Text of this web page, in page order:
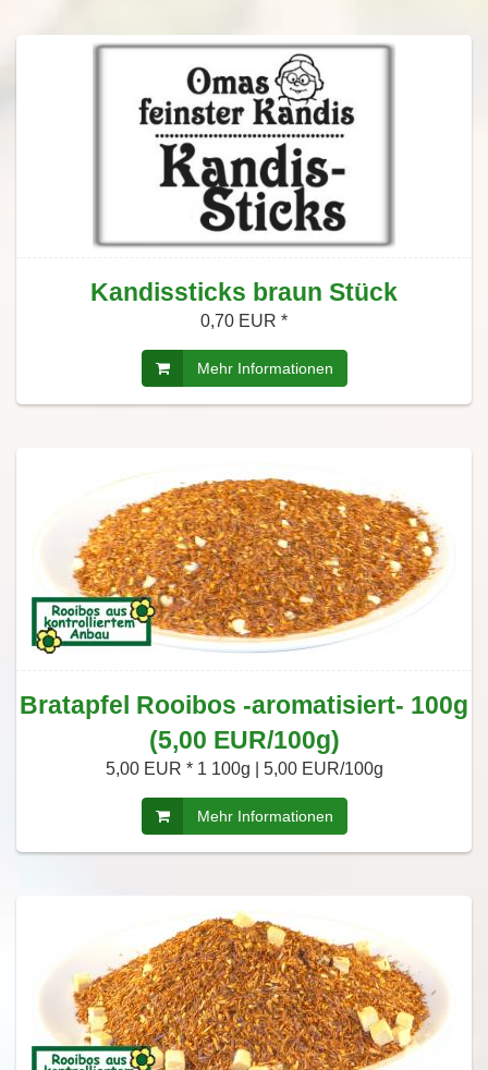
Kandissticks braun Stück
0,70 EUR *
Mehr Informationen
Bratapfel Rooibos -aromatisiert- 100g
(5,00 EUR/100g)
5,00 EUR * 1 100g | 5,00 EUR/100g
Mehr Informationen